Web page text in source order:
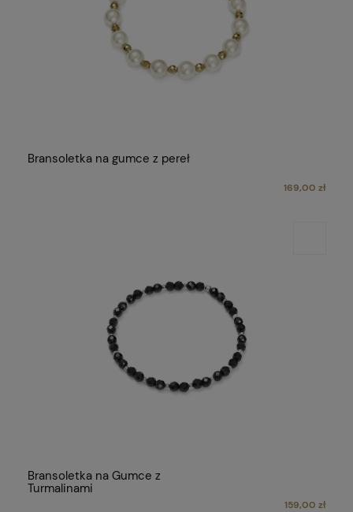
Bransoletka na gumce z pereł
169,00 zł
Bransoletka na Gumce z
Turmalinami
159,00 zł